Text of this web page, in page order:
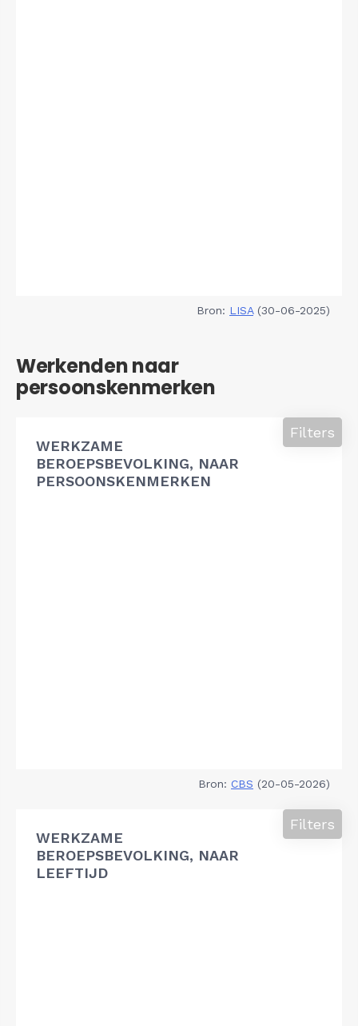
Bron: LISA(30-06-2025)
Werkenden naar
persoonskenmerken
WERKZAME
BEROEPSBEVOLKING, NAAR
PERSOONSKENMERKEN
Filters
Bron: CBS (20-05-2026)
WERKZAME
BEROEPSBEVOLKING, NAAR
LEEFTIJD
Filters